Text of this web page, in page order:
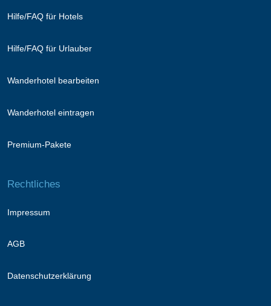
Hilfe/FAQ für Hotels
Hilfe/FAQ für Urlauber
Wanderhotel bearbeiten
Wanderhotel eintragen
Premium-Pakete
Rechtliches
Impressum
AGB
Datenschutzerklärung